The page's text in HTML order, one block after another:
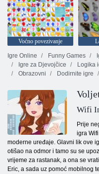
Voćno povezivanje
Igre Online
Funny Games
Igre za Djevojčice
Logika
Obrazovni
Dodirnite igre
Wifi
Prije
igra
moderne uređaje. Glavni lik ove
otišao na odmor i tamo su se
vrijeme za rastanak, a ona se
Eric, a sada uz pomoć mobilnog